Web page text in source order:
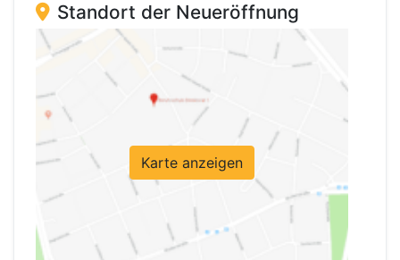
Standort der Neueröffnung
Karte anzeigen